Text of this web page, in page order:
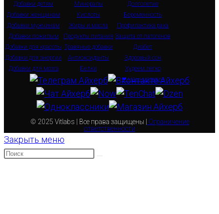
Добавки детям
Добавки женщинам
Добавки мужчинам
Добавки пожилым
Добавки для красоты
Добавки для энергии
Добавки для мозга
Минералы
Кислоты
Жиры и масла
Продукты питания
Травяные добавки
Антиоксиданты
Белки
Долголетие
Беременность
Профилактика рака
Защита от патогенов
Диабет
Здоровый сон
Худеем легко
❤ Наш магазин
© 2025 Vitlabs | Все права защищены |
Ограничение
ответственности
Закрыть меню